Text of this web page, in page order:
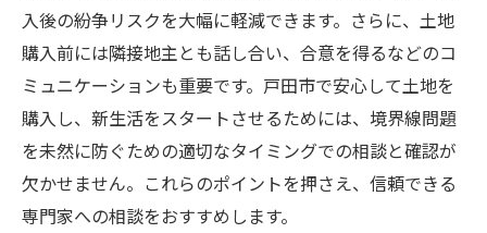
入後の紛争リスクを大幅に軽減できます。さらに、土地
購入前には隣接地主とも話し合い、合意を得るなどのコ
ミュニケーションも重要です。戸田市で安心して土地を
購入し、新生活をスタートさせるためには、境界線問題
を未然に防ぐための適切なタイミングでの相談と確認が
欠かせません。これらのポイントを押さえ、信頼できる
専門家への相談をおすすめします。